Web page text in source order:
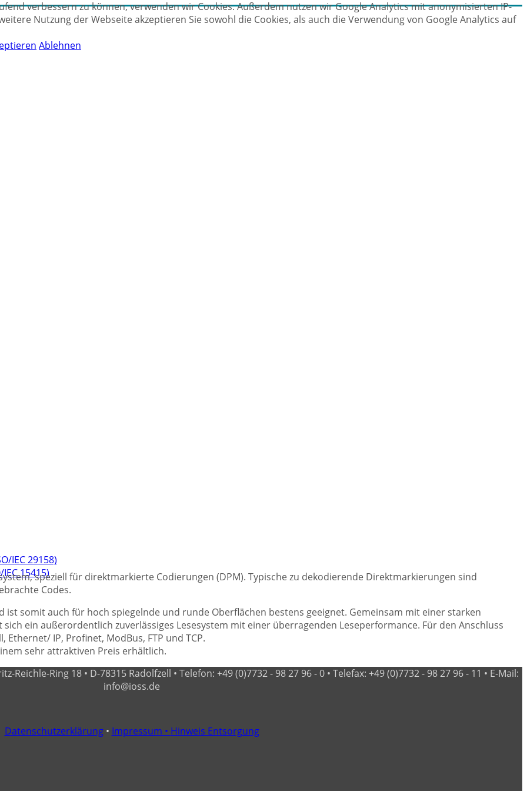
IEC 29158)
15415)speziell für direktmarkierte Codierungen (DPM). Typische zu dekodierende Direktmarkierungen sind
Codes.
ist somit auch für hoch spiegelnde und runde Oberflächen bestens geeignet. Gemeinsam mit einer starken
ein außerordentlich zuverlässiges Lesesystem mit einer überragenden Leseperformance. Für den Anschluss
Ethernet/ IP, Profinet, ModBus, FTP und TCP.
sehr attraktiven Preis erhältlich.
Ring 18 • D-78315 Radolfzell • Telefon: +49 (0)7732 - 98 27 96 - 0 • Telefax: +49 (0)7732 - 98 27 96 - 11 • E-Mail:
info@ioss.de
Datenschutzerklärung• Impressum • Hinweis Entsorgung
verbessern zu können, verwenden wir Cookies. Außerdem nutzen wir Google Analytics mit anonymisierten IP-
Nutzung der Webseite akzeptieren Sie sowohl die Cookies, als auch die Verwendung von Google Analytics auf
Ablehnen